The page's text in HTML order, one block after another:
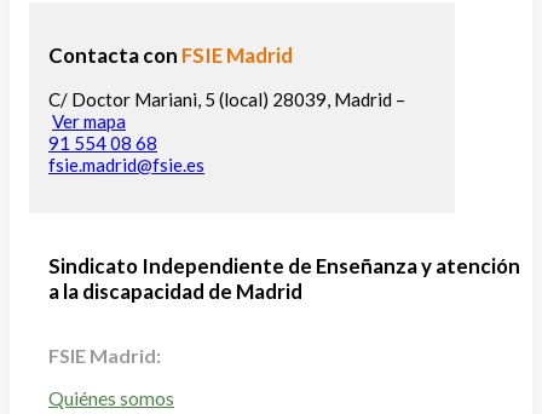
Contacta con FSIE Madrid
C/ Doctor Mariani, 5 (local) 28039, Madrid –
Ver mapa
91 554 08 68
fsie.madrid@fsie.es
Sindicato Independiente de Enseñanza y atención
a la discapacidad de Madrid
FSIE Madrid:
Quiénes somos